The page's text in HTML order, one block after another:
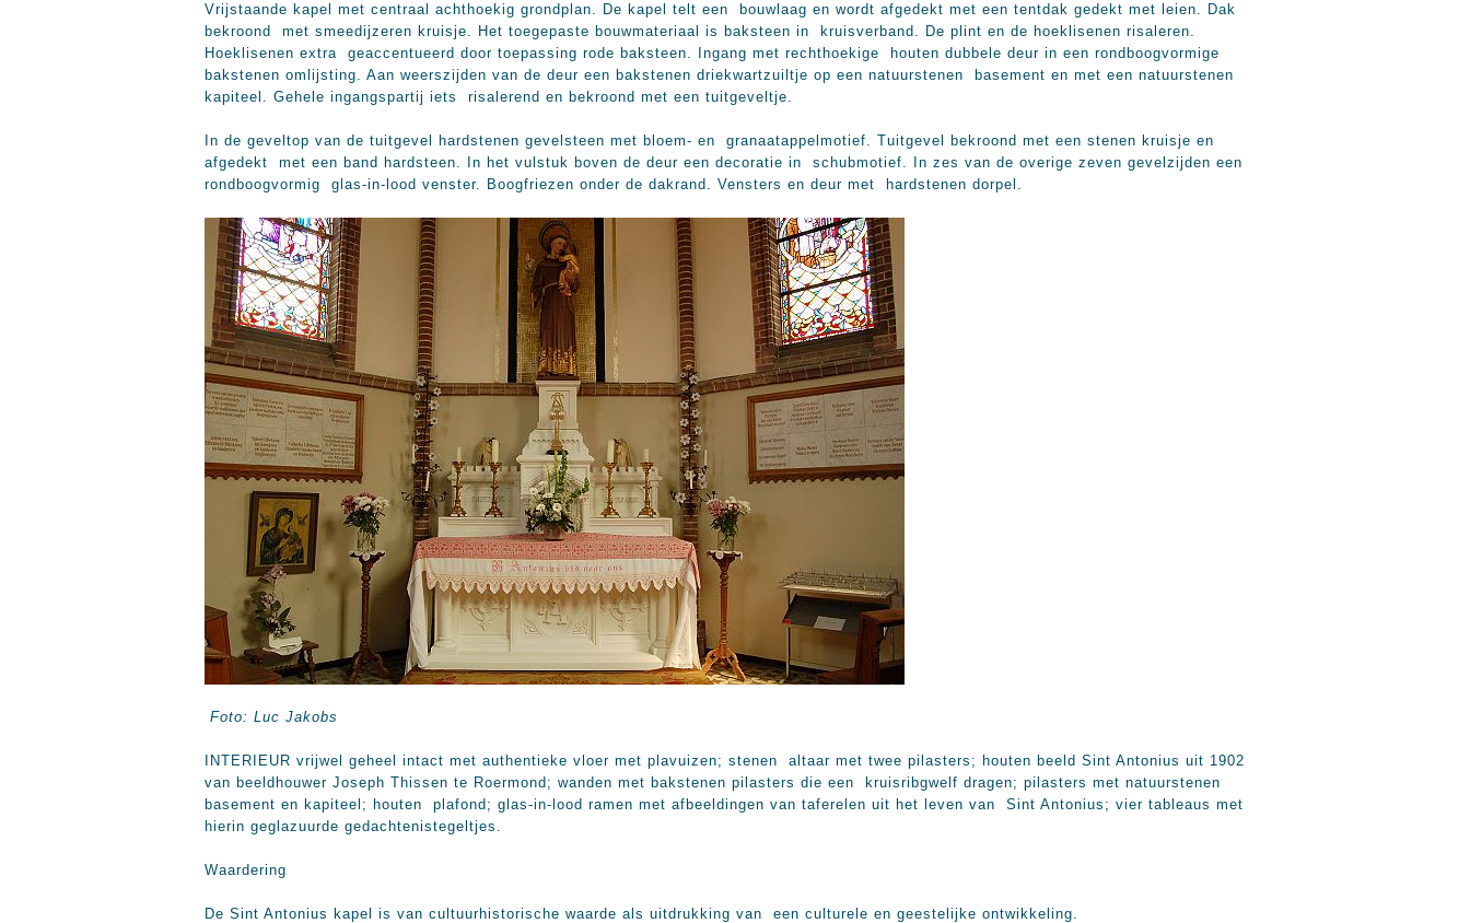
Vrijstaande kapel met centraal achthoekig grondplan. De kapel telt een bouwlaag en wordt afgedekt met een tentdak gedekt met leien. Dak
bekroond met smeedijzeren kruisje. Het toegepaste bouwmateriaal is baksteen in kruisverband. De plint en de hoeklisenen risaleren.
Hoeklisenen extra geaccentueerd door toepassing rode baksteen. Ingang met rechthoekige houten dubbele deur in een rondboogvormige
bakstenen omlijsting. Aan weerszijden van de deur een bakstenen driekwartzuiltje op een natuurstenen basement en met een natuurstenen
kapiteel. Gehele ingangspartij iets risalerend en bekroond met een tuitgeveltje.
In de geveltop van de tuitgevel hardstenen gevelsteen met bloem- en granaatappelmotief. Tuitgevel bekroond met een stenen kruisje en
afgedekt met een band hardsteen. In het vulstuk boven de deur een decoratie in schubmotief. In zes van de overige zeven gevelzijden een
rondboogvormig glas-in-lood venster. Boogfriezen onder de dakrand. Vensters en deur met hardstenen dorpel.
Foto: Luc Jakobs
INTERIEUR vrijwel geheel intact met authentieke vloer met plavuizen; stenen altaar met twee pilasters; houten beeld Sint Antonius uit 1902
van beeldhouwer Joseph Thissen te Roermond; wanden met bakstenen pilasters die een kruisribgwelf dragen; pilasters met natuurstenen
basement en kapiteel; houten plafond; glas-in-lood ramen met afbeeldingen van taferelen uit het leven van Sint Antonius; vier tableaus met
hierin geglazuurde gedachtenistegeltjes.
Waardering
De Sint Antonius kapel is van cultuurhistorische waarde als uitdrukking van een culturele en geestelijke ontwikkeling.